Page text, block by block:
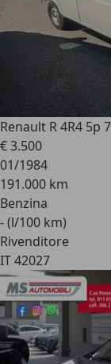
Renault R 4R4 5p
€ 3.500
01/1984
191.000 km
Benzina
- (l/100 km)
Rivenditore
IT 42027